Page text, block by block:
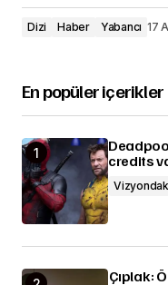
Dizi Haber Yabancı 17
En popüler içerikler
credits
Çıplak: